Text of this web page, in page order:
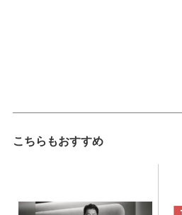
こちらもおすすめ